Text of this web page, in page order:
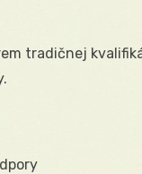
tradičnej